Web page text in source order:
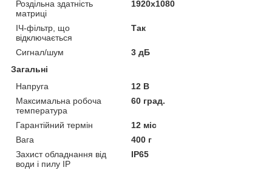
Роздільна здатність
матриці
1920x1080
ІЧ-фільтр, що
відключається
Так
Сигнал/шум
3 дБ
Загальні
Напруга
12 В
Максимальна робоча
температура
60 град.
Гарантійний термін
12 міс
Вага
400 г
Захист обладнання від
води і пилу IP
IP65